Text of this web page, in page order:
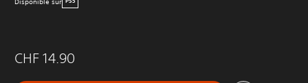
CHF 14.90